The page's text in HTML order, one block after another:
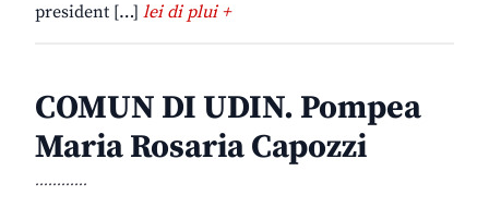
president […] lei di plui +
COMUN DI UDIN. Pompea
Maria Rosaria Capozzi
............